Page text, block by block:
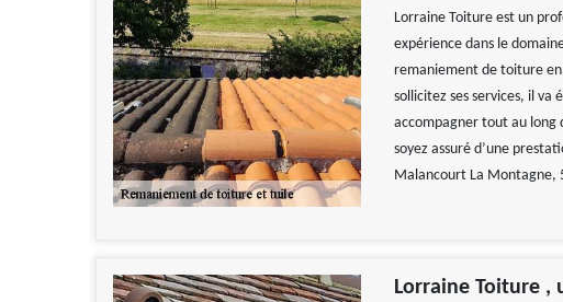
Lorraine Toiture est un
expérience dans le
remaniement de toiture en
sollicitez ses services, il
accompagner tout au long
soyez assuré d’une
Malancourt La Montagne,
Lorraine Toiture ,